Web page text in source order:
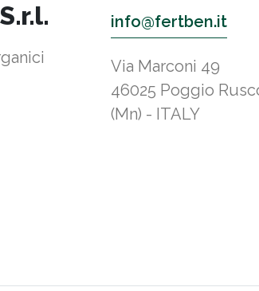
info@fertben.it
Via Marconi 49
46025 Poggio
(Mn) - ITALY